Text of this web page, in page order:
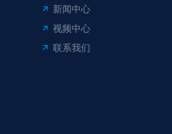
新闻中心
视频中心
联系我们